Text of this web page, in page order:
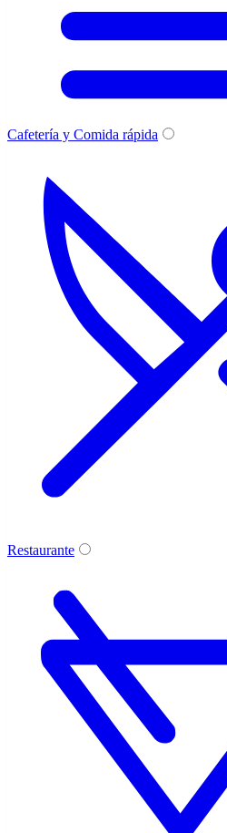
Cafetería y Comida rápida
Restaurante